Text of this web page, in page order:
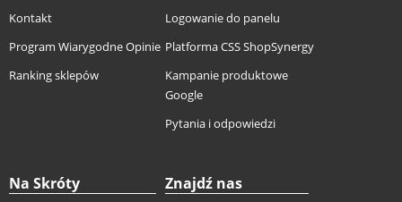
Kontakt
Program Wiarygodne Opinie
Ranking sklepów
Logowanie do panelu
Platforma CSS ShopSynergy
Kampanie produktowe
Google
Pytania i odpowiedzi
Na Skróty Znajdź nas